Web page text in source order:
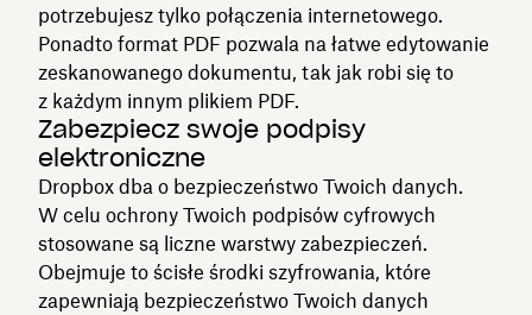
potrzebujesz tylko połączenia internetowego.
Ponadto format PDF pozwala na łatwe edytowanie
zeskanowanego dokumentu, tak jak robi się to
z każdym innym plikiem PDF.
Zabezpiecz swoje podpisy
elektroniczne
Dropbox dba o bezpieczeństwo Twoich danych.
W celu ochrony Twoich podpisów cyfrowych
stosowane są liczne warstwy zabezpieczeń.
Obejmuje to ścisłe środki szyfrowania, które
zapewniają bezpieczeństwo Twoich danych